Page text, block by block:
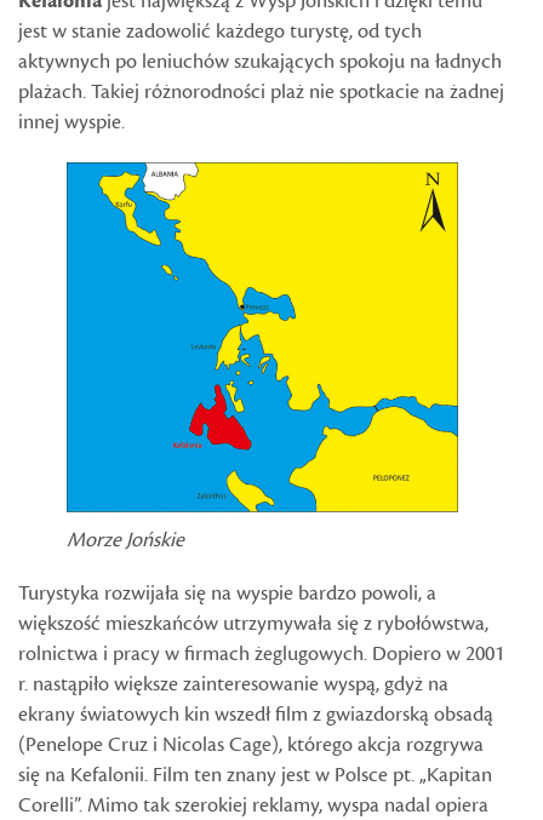
jest w stanie zadowolić każdego turystę, od tych
aktywnych po leniuchów szukających spokoju na ładnych
plażach. Takiej różnorodności plaż nie spotkacie na żadnej
innej wyspie.
Morze Jońskie
Turystyka rozwijała się na wyspie bardzo powoli, a
większość mieszkańców utrzymywała się z rybołówstwa,
rolnictwa i pracy w firmach żeglugowych. Dopiero w 2001
r. nastąpiło większe zainteresowanie wyspą, gdyż na
ekrany światowych kin wszedł film z gwiazdorską obsadą
(Penelope Cruz i Nicolas Cage), którego akcja rozgrywa
się na Kefalonii. Film ten znany jest w Polsce pt. „Kapitan
Corelli”. Mimo tak szerokiej reklamy, wyspa nadal opiera